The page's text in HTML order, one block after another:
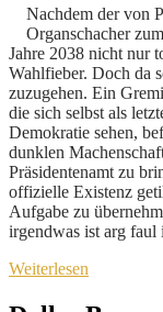
Nachdem der von
Organschacher
Jahre 2038 nicht nur
Wahlfieber. Doch da
zuzugehen. Ein
die sich selbst als
Demokratie sehen,
dunklen
Präsidentenamt zu
offizielle Existenz
Aufgabe zu
irgendwas ist arg faul
Weiterlesen